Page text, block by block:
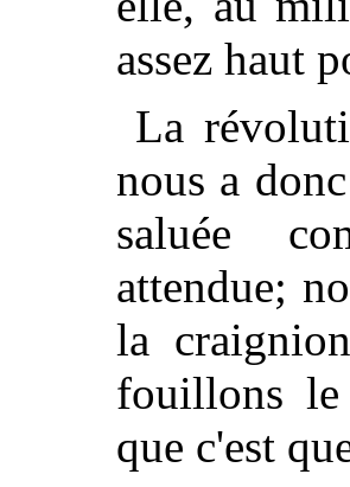
assez haut
La
nous a
saluée
attendue;
la
fouillons le
que c'est